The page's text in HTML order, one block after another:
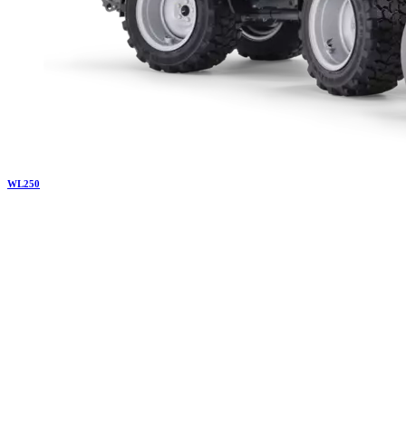
WL250